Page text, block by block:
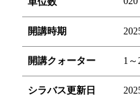
開講時期
開講クォーター 1～
シラバス更新日